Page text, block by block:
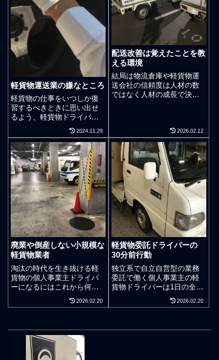
軽貨物運送業の嫌なところ
軽貨物の仕事をいつしか復
習するべきときに思い出せ
るよう、軽貨物ドライバー
の仕事内容と軽貨物会社の
仕事内容で嫌な点と好きな
点を常日頃からいくつか明
確にしておくことの重要
性。千葉県で軽貨物配送の
仕事や事業運営を考えるに
至り、私は「嫌々で仕事を
しない」という意識をもっ
て自身がやるべき案件を決
め、日々の仕事を進めてい
ます。「嫌々で仕事をしな
い」とは「好きな仕事だけ
をする」という身勝手な働
き方と表裏一体なわけです
が、自分自身の身体で「知
見経験を積み重ねてから好
きなことだけをする」とい
うプロ意識こそが、社会人
として深みが増すミドル層
やシニア層の個人事業主軽
職や定年後の仕事探しで懸
命に開業する個人事業主ド
ライバーが仕事欲しさにお
2024.11.29
配送改善は覚えたことを教
える環境
結局は物流倉庫や軽貨物運
送会社の信頼度は人材の数
ではなく人材の成長で決ま
ならない期待をしたり見返
りを期待した行動をするよ
うな人間力のちっこい奴は
馬鹿を見る。そういう甘い
期待は仕事があることへの
初心と感謝を忘れた薄っぺ
らい人間の欠如でしかな
い。軽貨物運送業としては
その場凌ぎの業務依頼を一
見さんのお客様から受ける
ことに私は違和感があるが
その場凌ぎの物流ニーズに
貢献することでお客様から
感謝をされて気分が良くな
ってもお客様を選ぶ相手を
間違っていれば業務の対価
はお金にはなるが時間の無
駄になることが多いと捉え
ている。私のような独立系
で独自営業する者にとって
2026.02.12
廃業や倒産しない小規模な
軽貨物業者
淘汰の時代を生き抜ける軽
貨物の個人事業主ドライバ
ーになるにはこれから何を
すればよいのか。腰を据え
る。相変わらず千葉県でも
求人募集を繰り返す法人の
軽貨物配送会社が少なくな
い。ドライバー求人をする
2026.02.20
軽貨物委託ドライバーの
30分前行動
独立系で自立自営型の業務
委託で働く個人事業主の軽
貨物ドライバーは1日の全休
なしで毎週や毎月働いてい
る実態も珍しくはないが30
2026.02.20